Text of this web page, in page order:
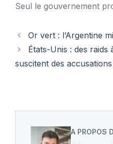
Seul le gouvernement
Or vert : l’Argentine
États-Unis : des raids
suscitent des
A PROPOS